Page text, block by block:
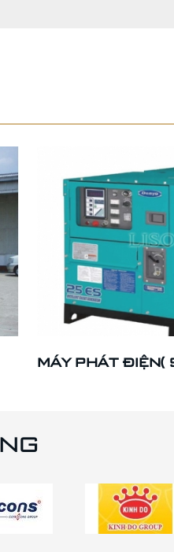
MÁY PHÁT ĐIỆN(